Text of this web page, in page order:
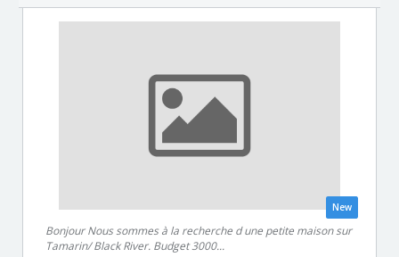
New
Bonjour Nous sommes à la recherche d une petite maison sur
Tamarin/ Black River. Budget 3000...